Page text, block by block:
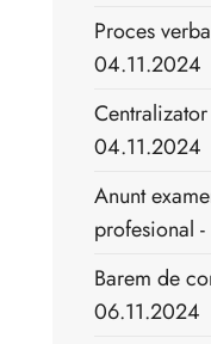
Proces
04.11.2024
04.11.2024
Anunt
profesional
Barem de
06.11.2024